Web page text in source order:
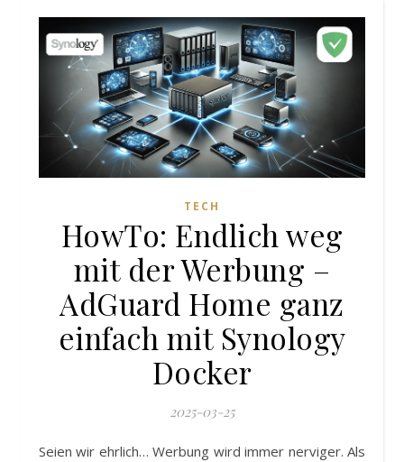
TECH
HowTo: Endlich weg
mit der Werbung –
AdGuard Home ganz
einfach mit Synology
Docker
2025-03-25
Seien wir ehrlich… Werbung wird immer nerviger. Als